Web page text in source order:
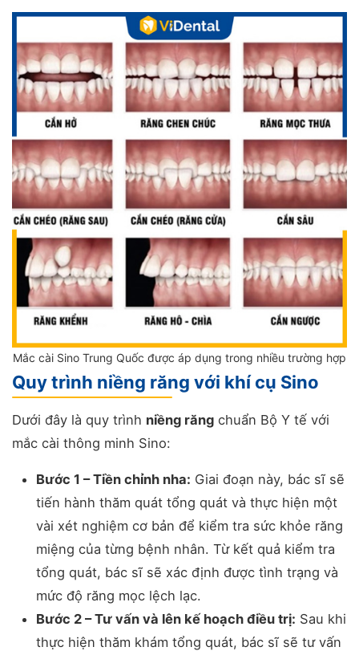
Mắc cài Sino Trung Quốc được áp dụng trong nhiều trường hợp
Quy trình niềng răng với khí cụ Sino
Dưới đây là quy trình niềng răng chuẩn Bộ Y tế với
mắc cài thông minh Sino:
Bước 1 – Tiền chỉnh nha: Giai đoạn này, bác sĩ sẽ
tiến hành thăm quát tổng quát và thực hiện một
vài xét nghiệm cơ bản để kiểm tra sức khỏe răng
miệng của từng bệnh nhân. Từ kết quả kiểm tra
tổng quát, bác sĩ sẽ xác định được tình trạng và
mức độ răng mọc lệch lạc.
Bước 2 – Tư vấn và lên kế hoạch điều trị: Sau khi
thực hiện thăm khám tổng quát, bác sĩ sẽ tư vấn